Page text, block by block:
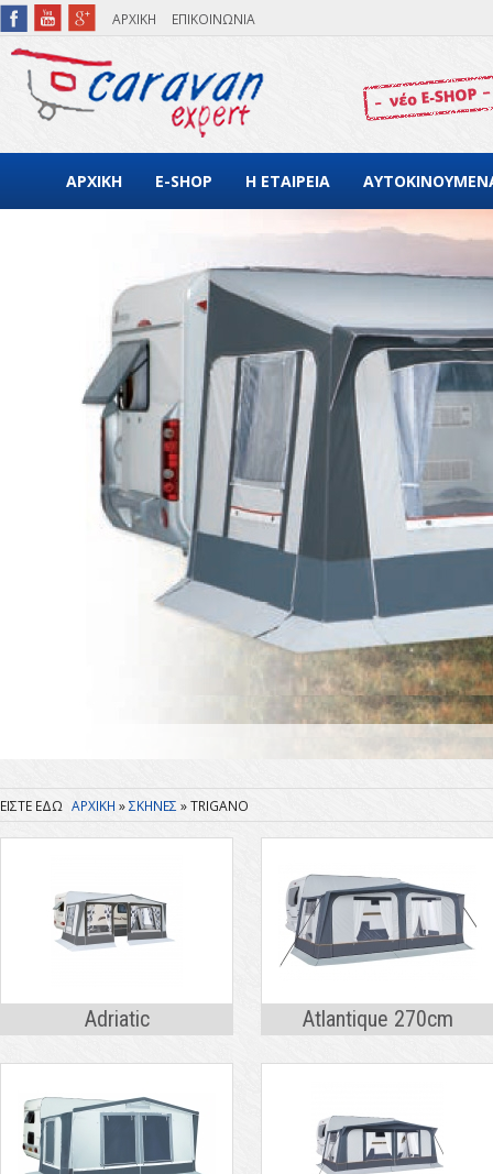
Παράκαμψη προς το κυρίως περιεχόμενο
ΑΡΧΙΚΗ ΕΠΙΚΟΙΝΩΝΙΑ
ΑΡΧΙΚΗ E-SHOP Η ΕΤΑΙΡΕΙΑ
Είστε εδώ
ΑΡΧΙΚΗ ΣΚΗΝΕΣ TRIGANO
Adriatic Atlantique 270cm